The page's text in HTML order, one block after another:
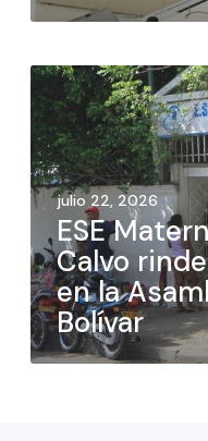
julio 22, 2026
ESE
Calvo
en la
Bolívar